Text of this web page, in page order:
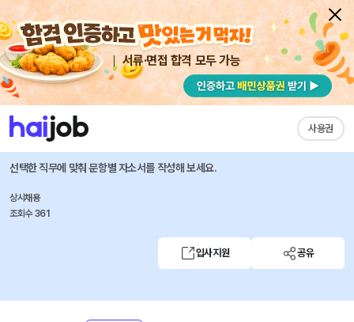
서류·면접 합격 모두 가능
사용권
채용공고 자소서 자유항목 자소서 내 작성목록
토스플레이스 즐겨찾기
HR Coordinator
선택한 직무에 맞춰 문항별 자소서를 작성해 보세요.
상시채용
조회수 361
입사지원 공유